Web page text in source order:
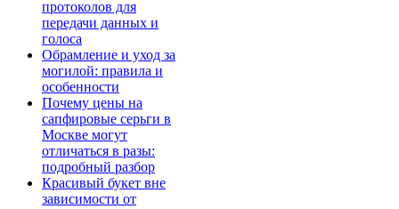
протоколов для
передачи данных и
голоса
Обрамление и уход за
могилой: правила и
особенности
Почему цены на
сапфировые серьги в
Москве могут
отличаться в разы:
подробный разбор
Красивый букет вне
зависимости от